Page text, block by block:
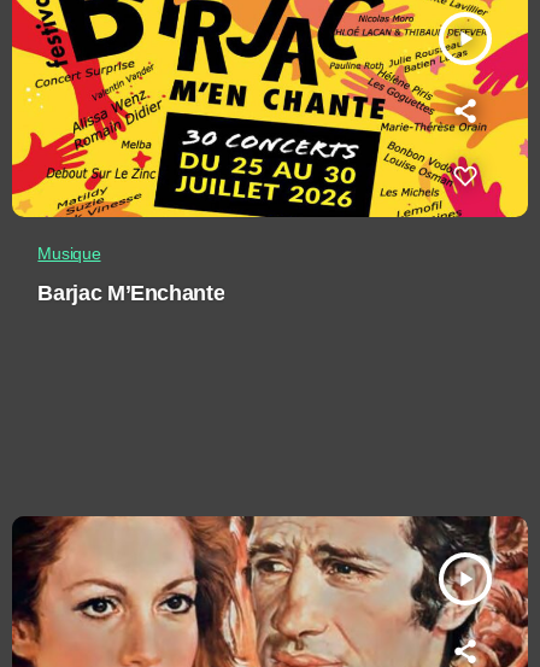
play_arrow
Musique
Barjac M’Enchante
play_arrow